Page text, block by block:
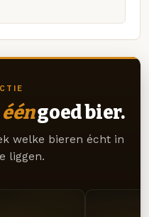
ééngoed bier.
welke bieren écht in
liggen.